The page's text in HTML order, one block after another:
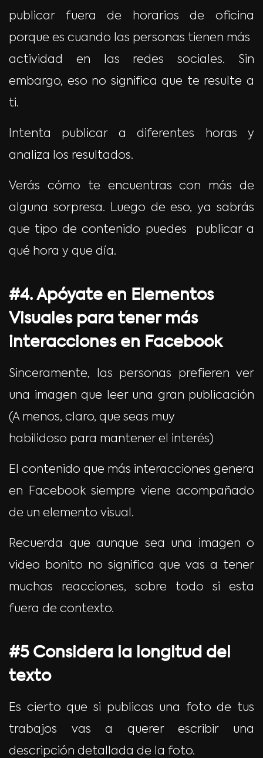
publicar fuera de horarios de oficina
porque es cuando las personas tienen más
actividad en las redes sociales. Sin
embargo, eso no significa que te resulte a
ti.
Intenta publicar a diferentes horas y
analiza los resultados.
Verás cómo te encuentras con más de
alguna sorpresa. Luego de eso, ya sabrás
que tipo de contenido puedes publicar a
qué hora y que día.
#4. Apóyate en Elementos
Visuales para tener más
interacciones en Facebook
Sinceramente, las personas prefieren ver
una imagen que leer una gran publicación
(A menos, claro, que seas muy
habilidoso para mantener el interés)
El contenido que más interacciones genera
en Facebook siempre viene acompañado
de un elemento visual.
Recuerda que aunque sea una imagen o
video bonito no significa que vas a tener
muchas reacciones, sobre todo si esta
fuera de contexto.
#5 Considera la longitud del
texto
Es cierto que si publicas una foto de tus
trabajos vas a querer escribir una
descripción detallada de la foto.